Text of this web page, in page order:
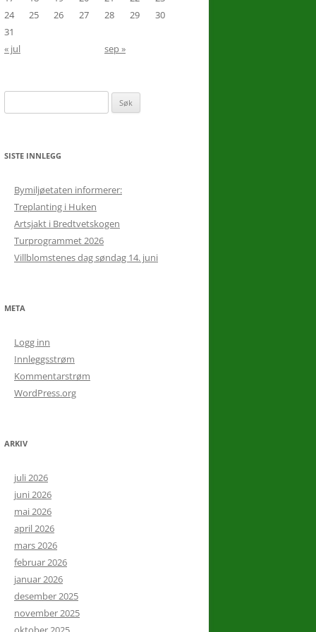
10.
24
25 26 27 28 29
30
31
« jul
sep »
etter:
SISTE INNLEGG
Bymiljøetaten informerer:
Treplanting i Huken
Artsjakt i Bredtvetskogen
Turprogrammet 2026
Villblomstenes dag søndag 14. juni
META
Logg inn
Innleggsstrøm
Kommentarstrøm
WordPress.org
ARKIV
juli 2026
juni 2026
mai 2026
april 2026
mars 2026
februar 2026
januar 2026
desember 2025
november 2025